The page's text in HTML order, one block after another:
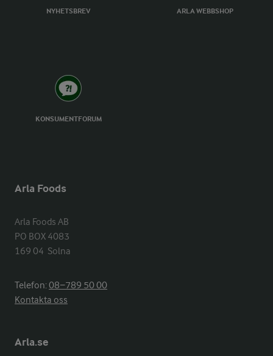
NYHETSBREV ARLA WEBBSHOP
KONSUMENTFORUM
Arla Foods
Arla Foods AB
PO BOX 4083
169 04  Solna
Telefon:08−789 50 00
Kontakta oss
Arla.se